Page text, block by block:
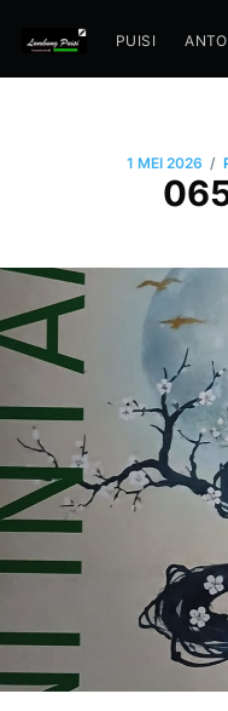
PUISI
1 MEI 2026 /